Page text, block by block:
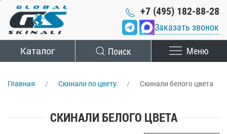
+7 (495) 182-88-28
Заказать звонок
Каталог Поиск Меню
Главная Скинали по цвету Скинали белого цвета
СКИНАЛИ БЕЛОГО ЦВЕТА